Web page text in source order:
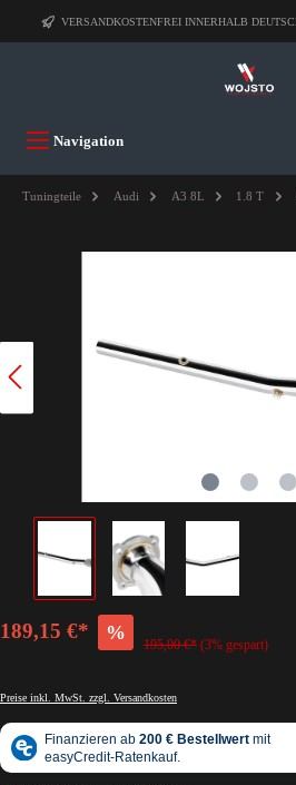
VERSANDKOSTENFREI INNERHALB
Navigation
Tuningteile Audi A3 8L 1.8 T
189,15 €* %
195,00 €* (3% gespart)
Preise inkl. MwSt. zzgl. Versandkosten